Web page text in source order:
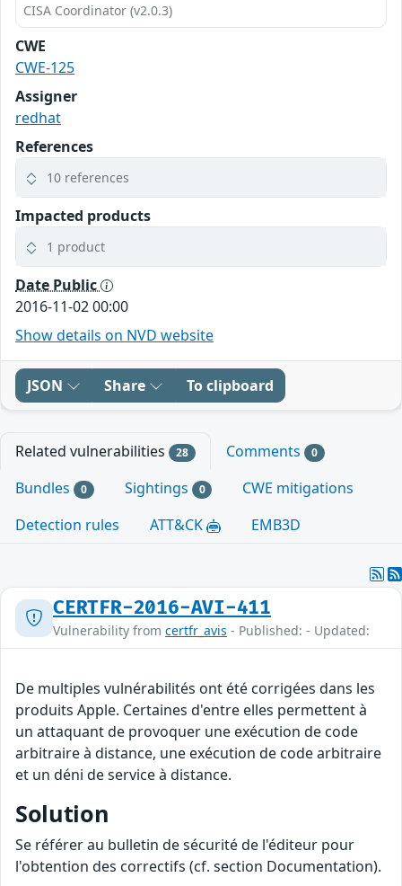
CISA Coordinator (v2.0.3)
CWE
CWE-125
Assigner
redhat
References
10 references
Impacted products
1 product
Date Public
2016-11-02 00:00
Show details on NVD website
JSON Share To clipboard
Related vulnerabilities 28 Comments 0
Bundles 0 Sightings 0
CWE mitigations
Detection rules
ATT&CK EMB3D
CERTFR-2016-AVI-411
Vulnerability from certfr_avis - Published: - Updated:
De multiples vulnérabilités ont été corrigées dans les
produits Apple. Certaines d'entre elles permettent à
un attaquant de provoquer une exécution de code
arbitraire à distance, une exécution de code arbitraire
et un déni de service à distance.
Solution
Se référer au bulletin de sécurité de l'éditeur pour
l'obtention des correctifs (cf. section Documentation).